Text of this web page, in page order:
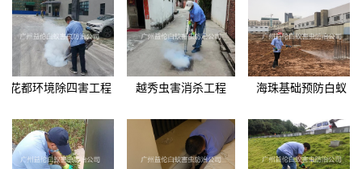
花都环境除四害工程 越秀虫害消杀工程 海珠基础预防白蚁